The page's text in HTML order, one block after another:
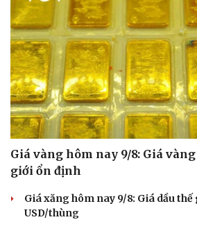
Giá vàng hôm nay 9/8: Giá
giới ổn định
Giá xăng hôm nay 9/8: Giá dầu thế
USD/thùng